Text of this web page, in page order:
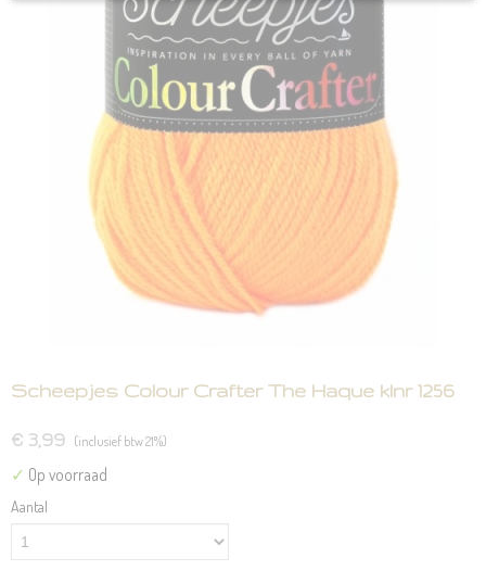
Scheepjes Colour Crafter The Haque klnr 1256
€ 3,99 (inclusief btw 21%)
✓ Op voorraad
Aantal